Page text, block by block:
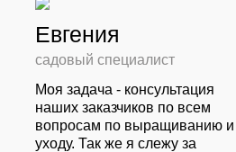
Евгения
садовый специалист
Моя задача - консультация
наших заказчиков по всем
вопросам по выращиванию и
уходу. Так же я слежу за